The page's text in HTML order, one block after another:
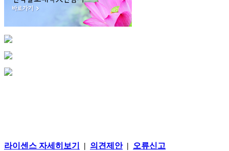
라이센스 자세히보기 | 의견제안| 오류신고